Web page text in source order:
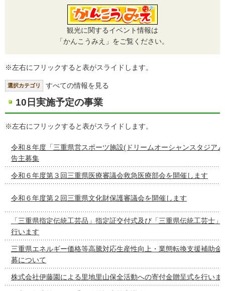
観光に関するイベント情報は
「かんこうみえ」をご覧ください。
※左右にフリックすると表がスライドします。
選択カテゴリ すべての情報を見る
10日実施予定の事業
※左右にフリックすると表がスライドします。
令和８年度「三重県営スポーツ施設(ドリームオーシャンスタジア
告主募集
令和６年度第３回三重県医療審議会救急医療部会を開催します
令和６年度第２回三重県文化財保護審議会を開催します
「三重県指定伝統工芸品」指定証交付式及び「三重県伝統工芸士
行います
三重県エネルギー価格等高騰対応生産性向上・業態転換支援補助金
募について
株式会社伊藤園による里地里山保全活動への寄付金贈呈式を行いま